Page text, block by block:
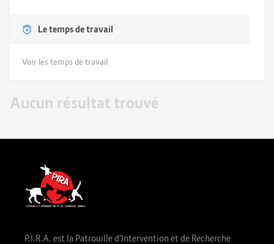
Le temps de travail
Voir les temps de travail
Aucun résultat trouvé
P.I.R.A. est la Patrouille d’Intervention et de Recherche